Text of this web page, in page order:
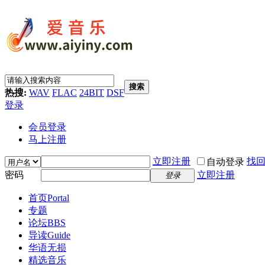
热搜: WAV FLAC 24BIT DSF
搜索
登录
会员登录
马上注册
立即注册 自动登录 找
密码
登录 立即注册
首页Portal
专题
论坛BBS
导读Guide
华语无损
精选音乐